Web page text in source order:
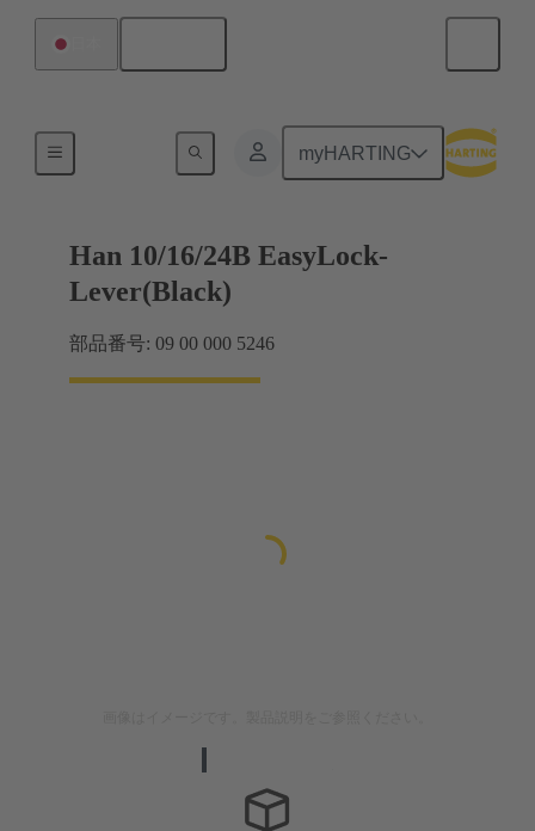
myHARTING
ロックシステム
Han 10/16/24B EasyLock-
Lever(Black)
部品番号: 09 00 000 5246